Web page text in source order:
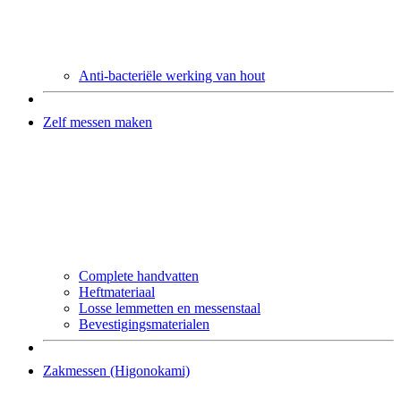
Anti-bacteriële werking van hout
Zelf messen maken
Complete handvatten
Heftmateriaal
Losse lemmetten en messenstaal
Bevestigingsmaterialen
Zakmessen (Higonokami)